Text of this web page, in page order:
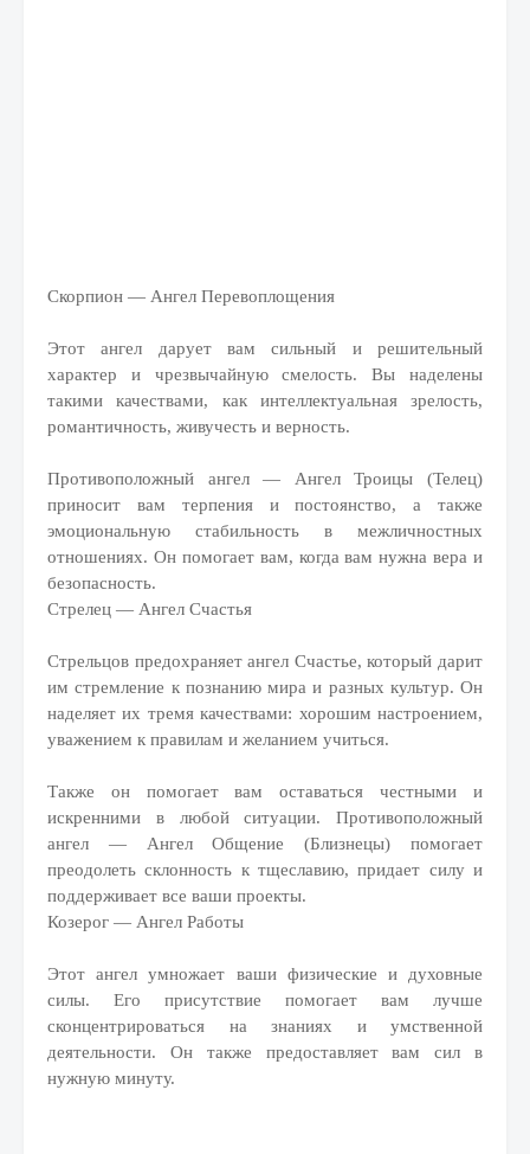
Скорпион — Ангел Перевоплощения
Этот ангел дарует вам сильный и решительный
характер и чрезвычайную смелость. Вы наделены
такими качествами, как интеллектуальная зрелость,
романтичность, живучесть и верность.
Противоположный ангел — Ангел Троицы (Телец)
приносит вам терпения и постоянство, а также
эмоциональную стабильность в межличностных
отношениях. Он помогает вам, когда вам нужна вера и
безопасность.
Стрелец — Ангел Счастья
Стрельцов предохраняет ангел Счастье, который дарит
им стремление к познанию мира и разных культур. Он
наделяет их тремя качествами: хорошим настроением,
уважением к правилам и желанием учиться.
Также он помогает вам оставаться честными и
искренними в любой ситуации. Противоположный
ангел — Ангел Общение (Близнецы) помогает
преодолеть склонность к тщеславию, придает силу и
поддерживает все ваши проекты.
Козерог — Ангел Работы
Этот ангел умножает ваши физические и духовные
силы. Его присутствие помогает вам лучше
сконцентрироваться на знаниях и умственной
деятельности. Он также предоставляет вам сил в
нужную минуту.